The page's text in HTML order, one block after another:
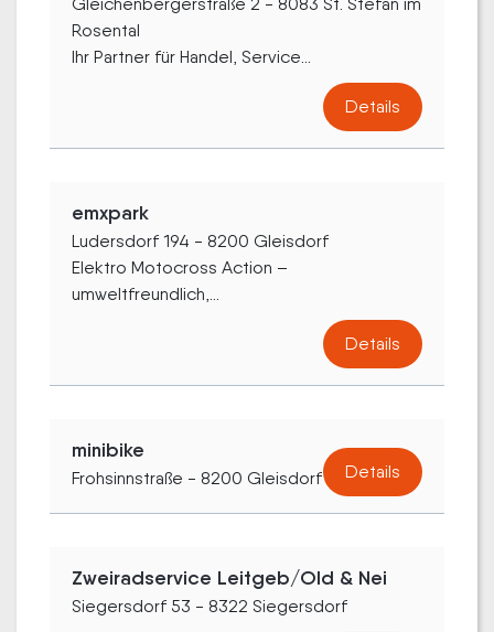
Rosental
Ihr Partner für Handel, Service...
Details
emxpark
Ludersdorf 194 - 8200 Gleisdorf
Elektro Motocross Action –
umweltfreundlich,...
Details
minibike
Frohsinnstraße - 8200 Gleisdorf Details
Zweiradservice Leitgeb/Old & Nei
Siegersdorf 53 - 8322 Siegersdorf